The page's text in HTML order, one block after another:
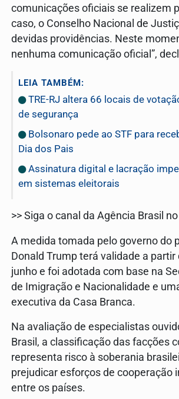
comunicações oficiais se realizem
caso, o Conselho Nacional de
devidas providências. Neste
nenhuma comunicação oficial”,
LEIA TAMBÉM:
TRE-RJ altera 66 locais de
de segurança
Bolsonaro pede ao STF para
Dia dos Pais
Assinatura digital e lacração
em sistemas eleitorais
>> Siga o canal da Agência Brasil
A medida tomada pelo governo do
Donald Trump terá validade a partir
junho e foi adotada com base na
de Imigração e Nacionalidade e
executiva da Casa Branca.
Na avaliação de especialistas
Brasil, a classificação das facções
representa risco à soberania
prejudicar esforços de cooperação
entre os países.